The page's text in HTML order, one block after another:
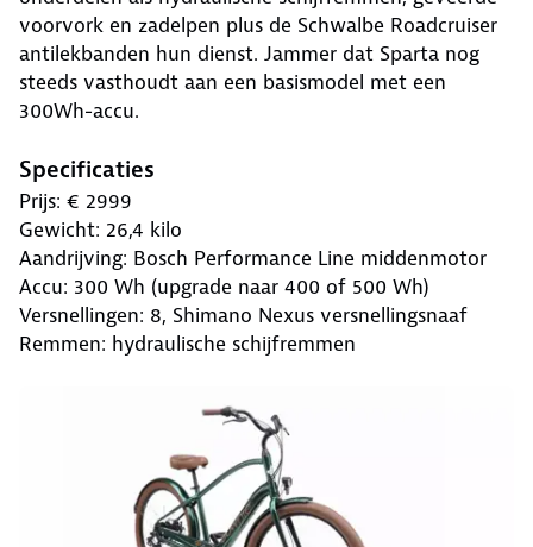
voorvork en zadelpen plus de Schwalbe Roadcruiser
antilekbanden hun dienst. Jammer dat Sparta nog
steeds vasthoudt aan een basismodel met een
300Wh-accu.
Specificaties
Prijs: € 2999
Gewicht: 26,4 kilo
Aandrijving: Bosch Performance Line middenmotor
Accu: 300 Wh (upgrade naar 400 of 500 Wh)
Versnellingen: 8, Shimano Nexus versnellingsnaaf
Remmen: hydraulische schijfremmen